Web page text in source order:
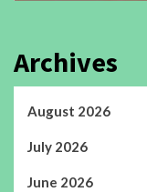
Archives
August 2026
July 2026
June 2026